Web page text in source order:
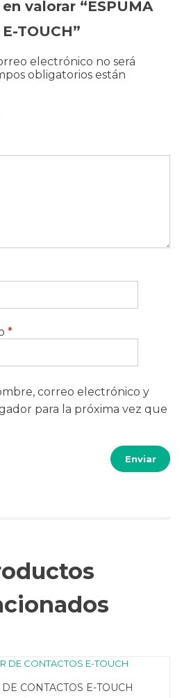
valorar “ESPUMA
TOUCH”
electrónico no será
obligatorios están
*
correo electrónico y
para la próxima vez que
CONTACTOS E-TOUCH